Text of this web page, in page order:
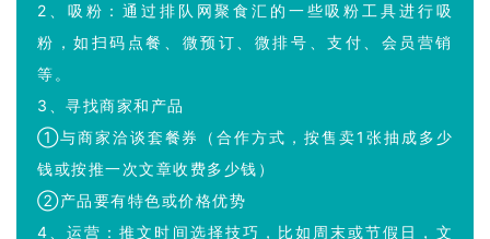
2、吸粉：通过排队网聚食汇的一些吸粉工具进行吸
粉，如扫码点餐、微预订、微排号、支付、会员营销
等。
3、寻找商家和产品
①与商家洽谈套餐券（合作方式，按售卖1张抽成多少
钱或按推一次文章收费多少钱）
②产品要有特色或价格优势
4、运营：推文时间选择技巧，比如周末或节假日，文